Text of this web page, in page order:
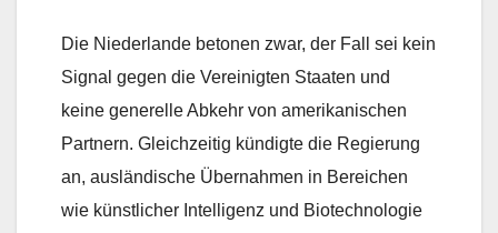
Die Niederlande betonen zwar, der Fall sei kein
Signal gegen die Vereinigten Staaten und
keine generelle Abkehr von amerikanischen
Partnern. Gleichzeitig kündigte die Regierung
an, ausländische Übernahmen in Bereichen
wie künstlicher Intelligenz und Biotechnologie